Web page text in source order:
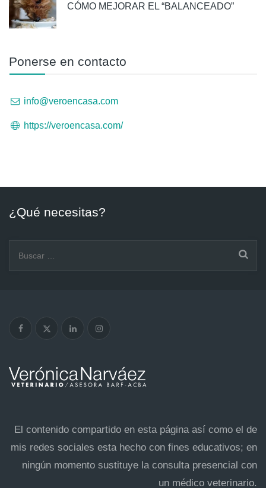
CÓMO MEJORAR EL “BALANCEADO”
Ponerse en contacto
info@veroencasa.com
https://veroencasa.com/
¿Qué necesitas?
El contenido compartido en esta página así como el de
mis redes sociales esta hecho con fines educativos; en
ningún momento sustituye la consulta presencial con
un médico veterinario.